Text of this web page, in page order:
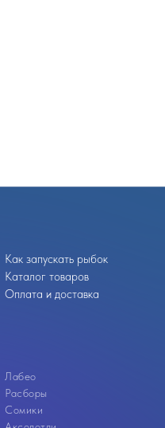
Как запускать рыбок
Каталог товаров
Оплата и доставка
Лабео
Расборы
Сомики